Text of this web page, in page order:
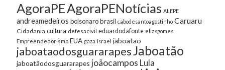
AgoraPEAgoraPENotícias ALEPE
andreamedeiros bolsonarobrasil cabodesantoagostinho Caruaru
Cidadania cultura defesacivil eduardodafonte eliasgomes
Empreendedorismo EUA gaza Israel jaboatao
jaboataodosguararapesJaboatão
jaboatãodosguararapes joãocampos Lula